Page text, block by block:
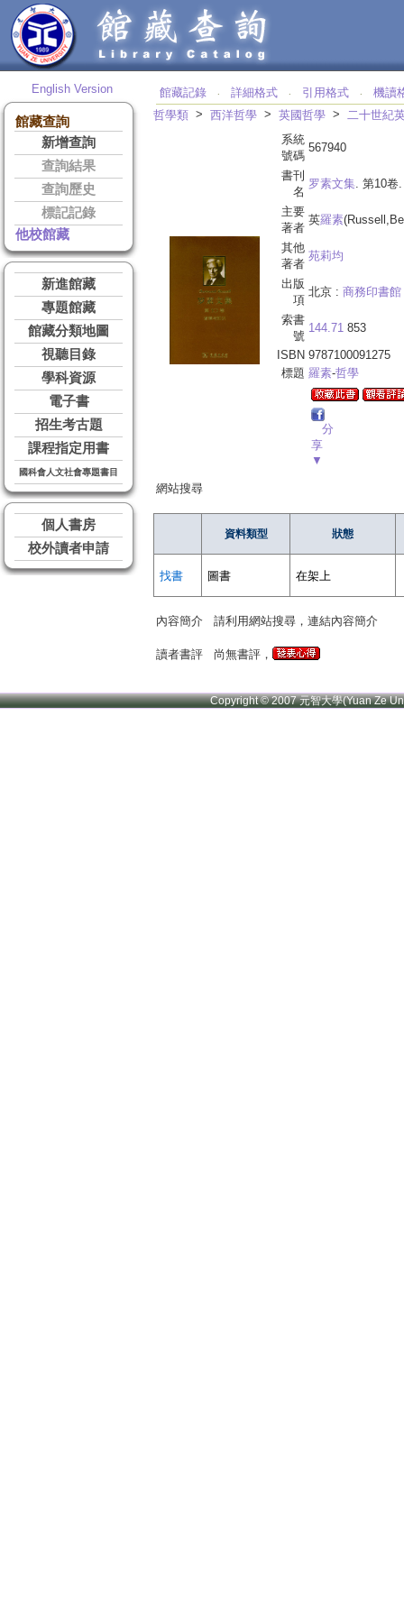
English Version
館藏查詢
新增查詢
查詢結果
查詢歷史
標記記錄
他校館藏
新進館藏
專題館藏
館藏分類地圖
視聽目錄
學科資源
電子書
招生考古題
課程指定用書
國科會人文社會專題書目
個人書房
校外讀者申請
館藏記錄 ‧ 詳細格式 ‧ 引用格式 ‧
機讀
哲學類 > 西洋哲學 > 英國哲學 > 二十世紀
系統
號碼
567940
書刊
名
罗素文集. 第10
主要
著者
英羅素
其他
著者
苑莉均
出版
項
北京 : 商務印書館
索書
號
144.71 853
ISBN 9787100091275
標題 羅素-哲學
分
享
▼
網站搜尋
資料類型 狀態
找書 圖書 在架上
內容簡介 請利用網站搜尋，連結內容簡介
讀者書評 尚無書評，
Copyright © 2007 元智大學(Yuan Ze